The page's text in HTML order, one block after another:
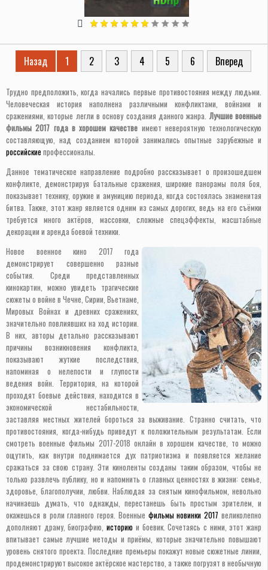
Назад 1 2 3 4 5 6 Вперед
Трудно предположить, когда начались первые противостояния между людьми.
Человеческая история наполнена различными конфликтами, войнами и
сражениями, которые легли в основу создания данного жанра. Лучшие военные
фильмы 2017 года в хорошем качестве имеют невероятную технологическую
составляющую, над созданием которой занимались опытные зарубежные и
российские профессионалы.
Данное тематическое направление подробно рассказывает о произошедшем
конфликте, демонстрируя батальные сражения, широкие панорамы поля боя,
показывает технику, оружие и амуницию периода, когда состоялась знаменитая
битва. Также, этот жанр является одним из самых дорогих, ведь на его съёмки
требуется много актёров, массовки, сложные спецэффекты, масштабные
декорации и аренда боевой техники.
Новое военное кино 2017 года
демонстрирует совершенно разные
события. Среди представленных
кинокартин, можно увидеть трагические
сюжеты о войне в Чечне, Сирии, Вьетнаме,
Мировых Войнах и древних сражениях,
значительно повлиявших на ход истории.
В них, авторы детально рассказывают
причины возникновения конфликта,
показывают жуткие последствия,
напоминая о нелепости и глупости
ведения войн. Территория, на которой
проходят боевые действия, находится в
экономической нестабильности,
заставляя местных жителей бороться за выживание. Странно считать, что
противостояния, когда-нибудь приведут к положительным результатам. Если
смотреть военные фильмы 2017-2018 онлайн в хорошем качестве, то можно
ощутить, как внутри поднимается дух патриотизма и появляется желание
сражаться за свою страну. Эти киноленты созданы таким образом, чтобы не
только развлечь публику, но и напомнить о главных ценностях в жизни: семье,
здоровье, благополучии, любви. Наблюдая за снятым кинофильмом, невольно
начинаешь думать, что однажды, перестанешь быть простым зрителем, и
окажешься в роли главного героя. Военные фильмы новинки 2017 великолепно
дополняют драму, биографию,историю и боевик. Сочетаясь с ними, этот жанр
впитывает самые лучшие методы и приёмы, которые значительно повышают
уровень снятого проекта. Последние премьеры покажут новые сюжетные линии,
продемонстрируют высокое актёрское мастерство, а также погрузят в необычную